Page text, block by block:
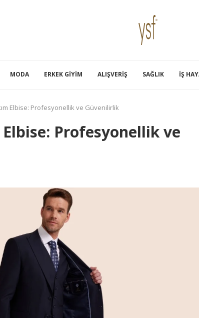
MODA ERKEK GIYIM ALIŞVERIŞ SAĞLIK İŞ
Elbise: Profesyonellik ve Güvenilirlik
Elbise: Profesyonellik ve